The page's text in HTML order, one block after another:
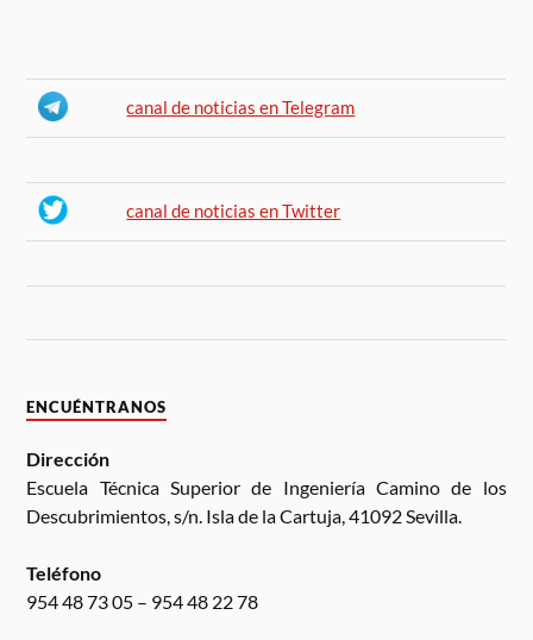
canal de noticias en Telegram
canal de noticias en Twitter
ENCUÉNTRANOS
Dirección
Escuela Técnica Superior de Ingeniería Camino de los
Descubrimientos, s/n. Isla de la Cartuja, 41092 Sevilla.
Teléfono
954 48 73 05 – 954 48 22 78